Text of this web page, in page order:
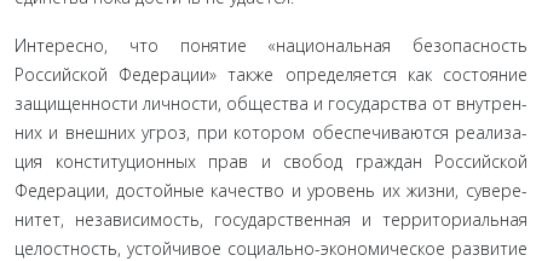
Интересно, что понятие «национальная безопасность
Российской Федерации» также определяется как состояние
защищенности личности, общества и государства от внутрен­
них и внешних угроз, при котором обеспечиваются реализа­
ция конституционных прав и свобод граждан Российской
Федерации, достойные качество и уровень их жизни, сувере­
нитет, независимость, государственная и территориальная
целостность, устойчивое социально-экономическое развитие